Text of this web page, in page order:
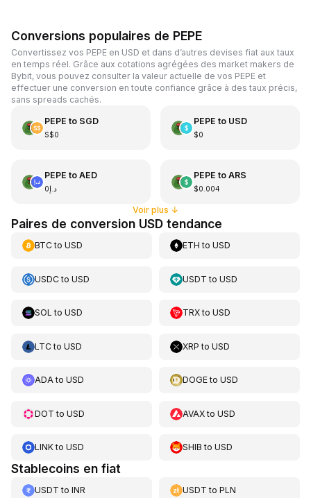
Conversions populaires de PEPE
Convertissez vos PEPE en USD et dans d’autres devises fiat aux taux
en temps réel. Grâce aux cotations agrégées des market makers de
Bybit, vous pouvez consulter la valeur actuelle de vos PEPE et
effectuer une conversion en toute confiance grâce à des taux précis,
sans spreads cachés.
PEPE to SGD
S$0
PEPE to USD
$0
PEPE to AED
د.إ0
PEPE to ARS
$0.004
Voir plus ↓
Paires de conversion USD tendance
BTCto USD ETH toUSD
USDCto USD USDT toUSD
SOL to USD TRXtoUSD
LTCto USD XRP toUSD
ADAto USD DOGEtoUSD
DOT to USD AVAXtoUSD
LINKto USD SHIB toUSD
Stablecoins en fiat
USDT to INR USDT toPLN